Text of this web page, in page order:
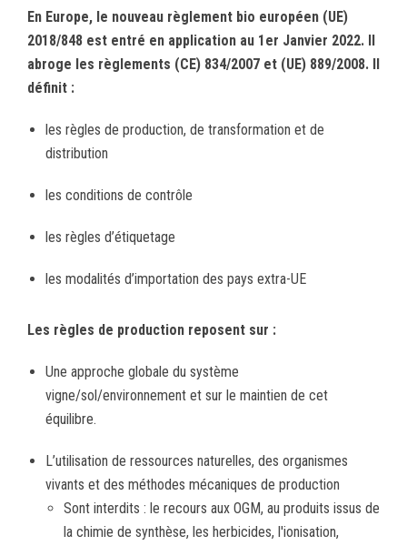
En Europe, le nouveau règlement bio européen (UE)
2018/848 est entré en application au 1er Janvier 2022. Il
abroge les règlements (CE) 834/2007 et (UE) 889/2008. Il
définit :
les règles de production, de transformation et de
distribution
les conditions de contrôle
les règles d’étiquetage
les modalités d’importation des pays extra-UE
Les règles de production reposent sur :
Une approche globale du système
vigne/sol/environnement et sur le maintien de cet
équilibre.
L’utilisation de ressources naturelles, des organismes
vivants et des méthodes mécaniques de production
Sont interdits : le recours aux OGM, au produits issus de
la chimie de synthèse, les herbicides, l'ionisation,